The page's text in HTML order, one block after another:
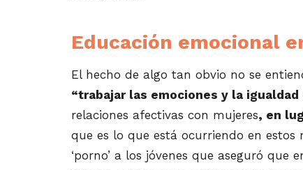
Educación emocional
El hecho de algo tan obvio no se
“trabajar las emociones y la igualdad
relaciones afectivas con mujeres, en
que es lo que está ocurriendo en
‘porno’ a los jóvenes que aseguró que